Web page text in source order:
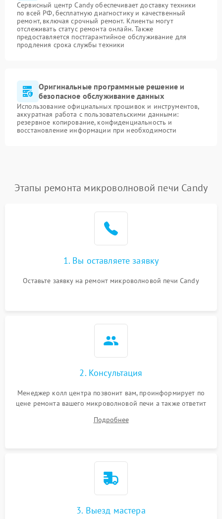
Сервисный центр Candy обеспечивает доставку техники
по всей РФ, бесплатную диагностику и качественный
ремонт, включая срочный ремонт. Клиенты могут
отслеживать статус ремонта онлайн. Также
предоставляется постгарантийное обслуживание для
продления срока службы техники
Оригинальные программные решение и
безопасное обслуживание данных
Использование официальных прошивок и инструментов,
аккуратная работа с пользовательскими данными:
резервное копирование, конфиденциальность и
восстановление информации при необходимости
Этапы ремонта микроволновой печи Candy
1. Вы оставляете заявку
Оставьте заявку на ремонт микроволновой печи Candy
2. Консультация
Менеджер колл центра позвонит вам, проинформирует по
цене ремонта вашего микроволновой печи а также ответит
Подробнее
3. Выезд мастера